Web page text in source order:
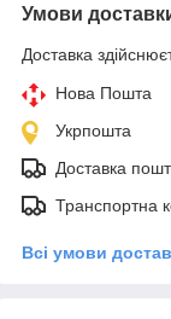
Умови
Доставка
Нова Пошта
Укрпошта
Доставка
Транспортна
Всі умови